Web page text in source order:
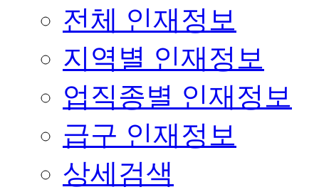
전체 인재정보
지역별 인재정보
업직종별 인재정보
급구 인재정보
상세검색